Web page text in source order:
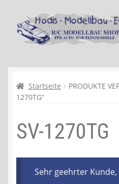
Zur
Navigation
springen
Zum
Inhalt
springen
Kasse
Recycling, Entsorgung und
Shop
Startseite
PRODUKTE
1270TG“
SV-1270TG
Sehr geehrter Kunde,